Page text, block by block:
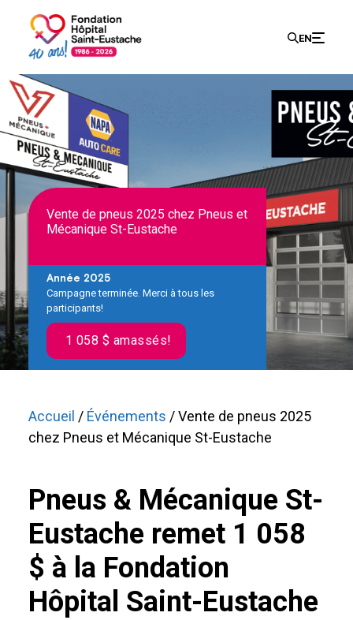
EN
Search
for:
Vente de pneus 2025 chez Pneus et
Mécanique St-Eustache
Année 2025
Campagne terminée. Merci à tous les
participants!
1 058 $ amassés!
Accueil / Événements / Vente de pneus 2025
chez Pneus et Mécanique St-Eustache
Pneus & Mécanique St-
Eustache remet 1 058
$ à la Fondation
Hôpital Saint-Eustache